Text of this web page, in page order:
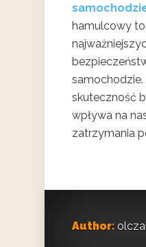
hamulcowy
samochodzie.
skuteczność
wpływa na
zatrzymania
Author: